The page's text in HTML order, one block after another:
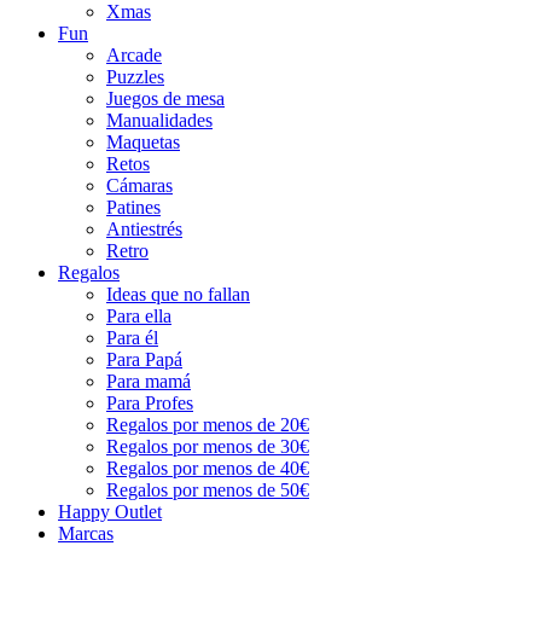
Xmas
Fun
Arcade
Puzzles
Juegos de mesa
Manualidades
Maquetas
Retos
Cámaras
Patines
Antiestrés
Retro
Regalos
Ideas que no fallan
Para ella
Para él
Para Papá
Para mamá
Para Profes
Regalos por menos de 20€
Regalos por menos de 30€
Regalos por menos de 40€
Regalos por menos de 50€
Happy Outlet
Marcas